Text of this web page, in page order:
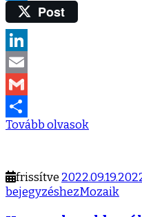
TwitterPost
LinkedIn
Email
Gmail
Ossza
Tovább olvasok
frissítve 2022.09.19.
bejegyzéshezMozaik